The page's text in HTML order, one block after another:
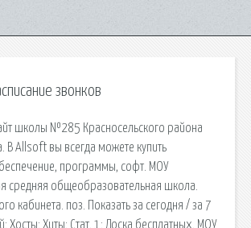
звонков
школы №285 Красносельского района
В Allsoft вы всегда можете купить
программы, софт. МОУ
средняя общеобразовательная школа.
кабинета. поз. Показать за сегодня / за 7
Хосты: Хиты: Стат. 1: Доска бесплатных. МОУ